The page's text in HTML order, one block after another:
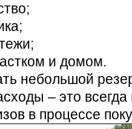
и домом.
небольшой
– это всегда
в процессе